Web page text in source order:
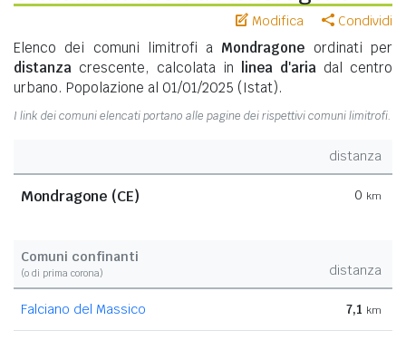
Modifica Condividi
Elenco dei comuni limitrofi a Mondragone ordinati per
distanza crescente, calcolata in linea d'aria dal centro
urbano. Popolazione al 01/01/2025 (Istat).
I link dei comuni elencati portano alle pagine dei rispettivi comuni limitrofi.
distanza
Mondragone (CE) 0 km
Comuni confinanti
(o di prima corona) distanza
Falciano del Massico 7,1 km